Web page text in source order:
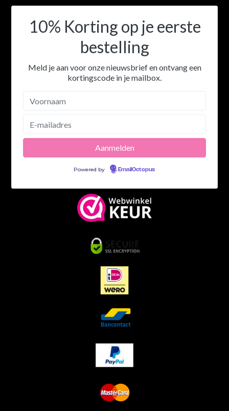
10% Korting op je eerste
bestelling
Meld je aan voor onze nieuwsbrief en ontvang een
kortingscode in je mailbox.
Powered by EmailOctopus